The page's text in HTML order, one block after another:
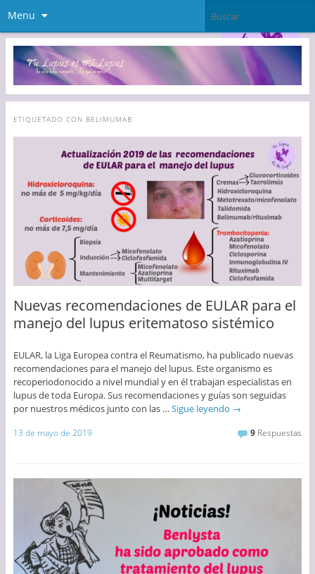
Menu
ETIQUETADO CON BELIMUMAB
Nuevas recomendaciones de EULAR para el
manejo del lupus eritematoso sistémico
EULAR, la Liga Europea contra el Reumatismo, ha publicado nuevas
recomendaciones para el manejo del lupus. Este organismo es
recoperiodonocido a nivel mundial y en él trabajan especialistas en
lupus de toda Europa. Sus recomendaciones y guías son seguidas
por nuestros médicos junto con las … Sigue leyendo →
13 de mayo de 2019 9 Respuestas